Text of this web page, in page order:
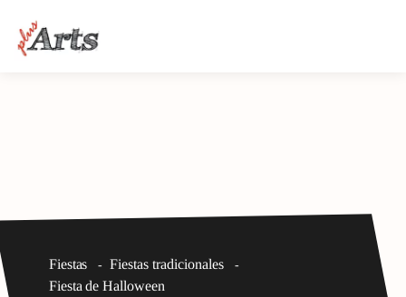
Fiestas - Fiestas tradicionales -
Fiesta de Halloween